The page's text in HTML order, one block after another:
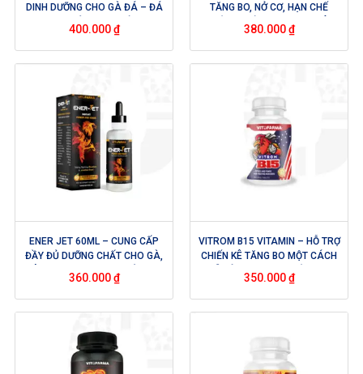
DINH DƯỠNG CHO GÀ ĐÁ – ĐÁ
400.000₫
TĂNG BO, NỞ CƠ, HẠN CHẾ
380.000₫
ENER JET 60ML – CUNG CẤP
ĐẦY ĐỦ DƯỠNG CHẤT CHO GÀ,
QUAN SÁT – CHAI 60ML
360.000₫
VITROM B15 VITAMIN – HỖ TRỢ
CHIẾN KÊ TĂNG BO MỘT CÁCH
VÀO MÁU
350.000₫